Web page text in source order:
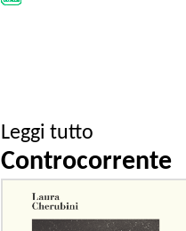
Leggi tutto
Controcorrente